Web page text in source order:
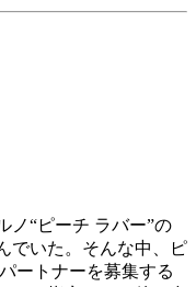
ノ“ピーチ ラバー”の
でいた。そんな中、ピ
ートナーを募集する